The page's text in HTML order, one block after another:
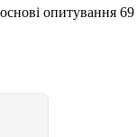
опитування 69